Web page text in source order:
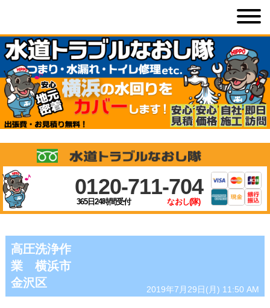
0120-711-704
なおし(隊)
365日24時間受付
高圧洗浄作
業 横浜市
金沢区
2019年7月29日(月) 11:50 AM